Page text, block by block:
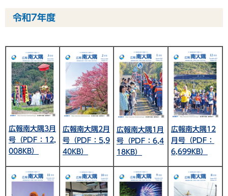
令和7年度
広報南大隅3月
号（PDF：12,
008KB）
広報南大隅2月
号（PDF：5,9
40KB）
広報南大隅1月
号（PDF：6,4
18KB）
広報南大隅12
月号（PDF：
6,699KB）